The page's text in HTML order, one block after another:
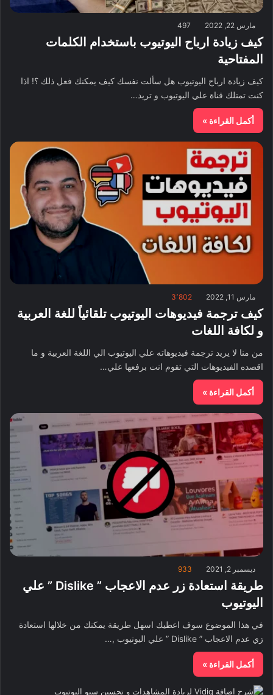
مارس 22, 2022 497
كيف زيادة ارباح اليوتيوب باستخدام الكلمات
المفتاحية
كيف زيادة ارباح اليوتيوب هل سألت نفسك كيف يمكنك فعل ذلك ؟! اذا
كنت تمتلك قناة علي اليوتيوب و تريد…
أكمل القراءة »
مارس 11, 2022 3٬802
كيف ترجمة فيديوهات اليوتيوب تلقائياً للغة العربية
و لكافة اللغات
من منا لا يريد ترجمة فيديوهاته علي اليوتيوب الي اللغة العربية و ما
اقصده الفيديوهات التي تقوم انت برفعها علي…
أكمل القراءة »
ديسمبر 2, 2021 933
طريقة استعادة زر عدم الاعجاب ” Dislike ” علي
اليوتيوب
في هذا الموضوع سوف اعطيك اسهل طريقة يمكنك من خلالها استعادة
زي عدم الاعجاب ” Dislike ” علي اليوتيوب ,…
أكمل القراءة »